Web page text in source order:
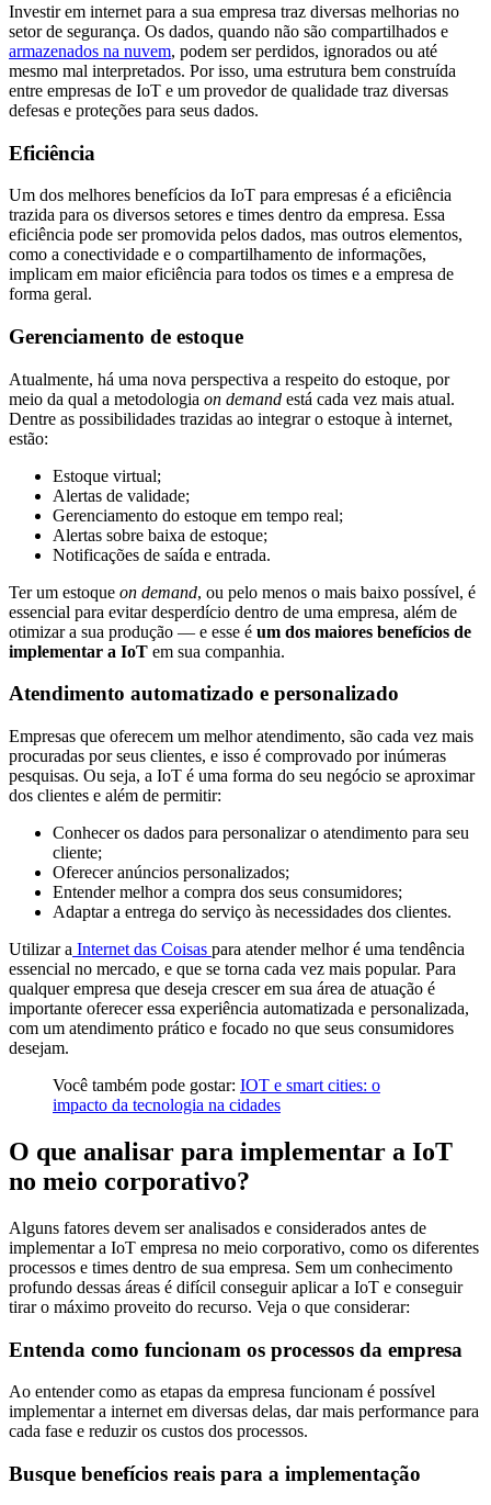
Investir em internet para a sua empresa traz diversas melhorias no
setor de segurança. Os dados, quando não são compartilhados e
armazenados na nuvem, podem ser perdidos, ignorados ou até
mesmo mal interpretados. Por isso, uma estrutura bem construída
entre empresas de IoT e um provedor de qualidade traz diversas
defesas e proteções para seus dados.
Eficiência
Um dos melhores benefícios da IoT para empresas é a eficiência
trazida para os diversos setores e times dentro da empresa. Essa
eficiência pode ser promovida pelos dados, mas outros elementos,
como a conectividade e o compartilhamento de informações,
implicam em maior eficiência para todos os times e a empresa de
forma geral.
Gerenciamento de estoque
Atualmente, há uma nova perspectiva a respeito do estoque, por
meio da qual a metodologia on demand está cada vez mais atual.
Dentre as possibilidades trazidas ao integrar o estoque à internet,
estão:
Estoque virtual;
Alertas de validade;
Gerenciamento do estoque em tempo real;
Alertas sobre baixa de estoque;
Notificações de saída e entrada.
Ter um estoque on demand, ou pelo menos o mais baixo possível, é
essencial para evitar desperdício dentro de uma empresa, além de
otimizar a sua produção — e esse é um dos maiores benefícios de
implementar a IoT em sua companhia.
Atendimento automatizado e personalizado
Empresas que oferecem um melhor atendimento, são cada vez mais
procuradas por seus clientes, e isso é comprovado por inúmeras
pesquisas. Ou seja, a IoT é uma forma do seu negócio se aproximar
dos clientes e além de permitir:
Conhecer os dados para personalizar o atendimento para seu
cliente;
Oferecer anúncios personalizados;
Entender melhor a compra dos seus consumidores;
Adaptar a entrega do serviço às necessidades dos clientes.
Utilizar a Internet das Coisas para atender melhor é uma tendência
essencial no mercado, e que se torna cada vez mais popular. Para
qualquer empresa que deseja crescer em sua área de atuação é
importante oferecer essa experiência automatizada e personalizada,
com um atendimento prático e focado no que seus consumidores
desejam.
Você também pode gostar: IOT e smart cities: o
impacto da tecnologia na cidades
O que analisar para implementar a IoT
no meio corporativo?
Alguns fatores devem ser analisados e considerados antes de
implementar a IoT empresa no meio corporativo, como os diferentes
processos e times dentro de sua empresa. Sem um conhecimento
profundo dessas áreas é difícil conseguir aplicar a IoT e conseguir
tirar o máximo proveito do recurso. Veja o que considerar:
Entenda como funcionam os processos da empresa
Ao entender como as etapas da empresa funcionam é possível
implementar a internet em diversas delas, dar mais performance para
cada fase e reduzir os custos dos processos.
Busque benefícios reais para a implementação